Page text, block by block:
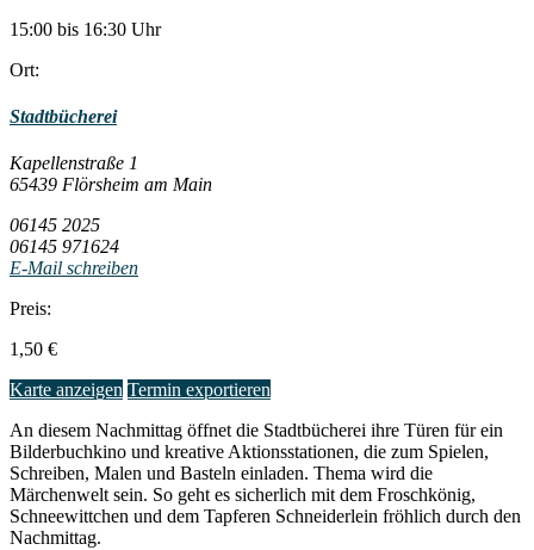
15:00 bis 16:30 Uhr
Ort:
Stadtbücherei
Kapellenstraße 1
65439 Flörsheim am Main
06145 2025
06145 971624
E-Mail schreiben
Preis:
1,50 €
Karte anzeigen Termin exportieren
An diesem Nachmittag öffnet die Stadtbücherei ihre Türen für ein
Bilderbuchkino und kreative Aktionsstationen, die zum Spielen,
Schreiben, Malen und Basteln einladen. Thema wird die
Märchenwelt sein. So geht es sicherlich mit dem Froschkönig,
Schneewittchen und dem Tapferen Schneiderlein fröhlich durch den
Nachmittag.